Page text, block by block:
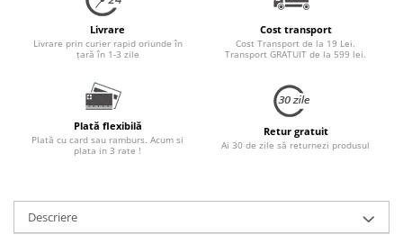
Livrare
Livrare prin curier rapid oriunde în
țară în 1-3 zile
Cost transport
Cost Transport de la 19 Lei.
Transport GRATUIT de la 599 lei.
Plată flexibilă
Plată cu card sau ramburs. Acum si
plata in 3 rate !
Retur gratuit
Ai 30 de zile să returnezi produsul
Descriere